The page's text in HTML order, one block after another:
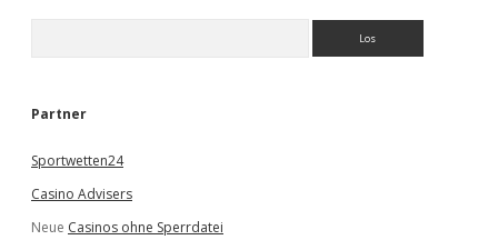
e
Partner
Sportwetten24
Casino Advisers
Neue Casinos ohne Sperrdatei